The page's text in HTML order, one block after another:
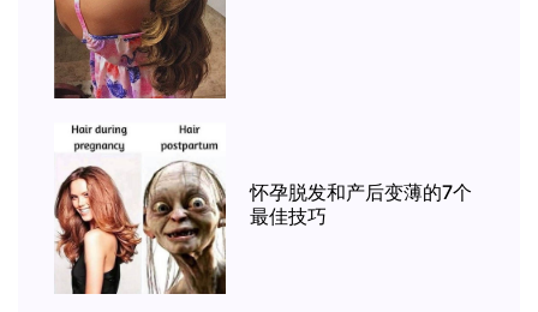
怀孕脱发和产后变薄的7个
最佳技巧